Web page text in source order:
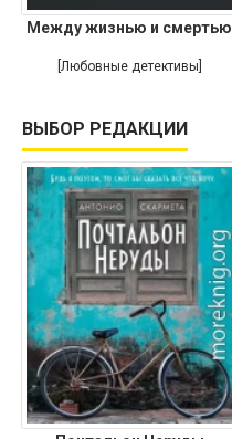
Между жизнью и смертью
[Любовные детективы]
ВЫБОР РЕДАКЦИИ